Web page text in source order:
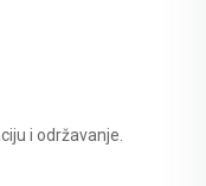
i održavanje.